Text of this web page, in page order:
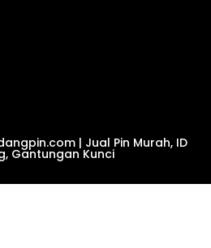
| Jual Pin Murah, ID
Gantungan Kunci